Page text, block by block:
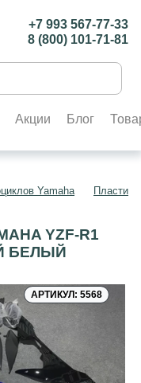
+7 993 567-77-33
8 (800) 101-71-81
Акции Блог
Yamaha Пластик
YZF-R1
БЕЛЫЙ
АРТИКУЛ: 5568